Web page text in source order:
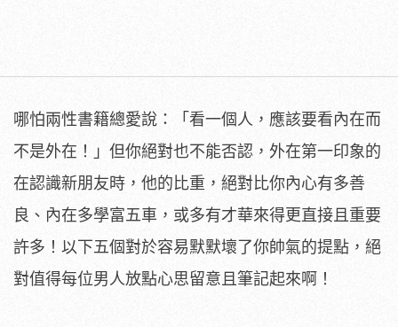
哪怕兩性書籍總愛說：「看一個人，應該要看內在而
不是外在！」但你絕對也不能否認，外在第一印象的
在認識新朋友時，他的比重，絕對比你內心有多善
良、內在多學富五車，或多有才華來得更直接且重要
許多！以下五個對於容易默默壞了你帥氣的提點，絕
對值得每位男人放點心思留意且筆記起來啊！